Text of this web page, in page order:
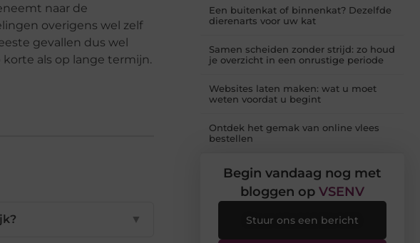
naar de
overigens wel zelf
gevallen dus wel
als op lange termijn.
▼
Een buitenkat of binnenkat? Dezelfde
dierenarts voor uw kat
Samen scheiden zonder strijd: zo houd
je overzicht in een onrustige periode
Websites laten maken: wat u moet
weten voordat u begint
Ontdek het gemak van online vlees
bestellen
Begin vandaag nog met
bloggen op VSENV
Stuur ons een bericht